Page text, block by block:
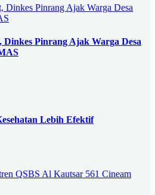
Dinkes Pinrang Ajak Warga Desa
Lebih Efektif